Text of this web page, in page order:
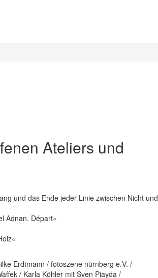
Ateliers und
und das Ende jeder Linie zwischen Nicht und
Adnan. Départ«
Erdtmann / fotoszene nürnberg e.V. /
/ Karla Köhler mit Sven Piayda /